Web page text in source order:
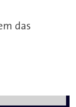
das